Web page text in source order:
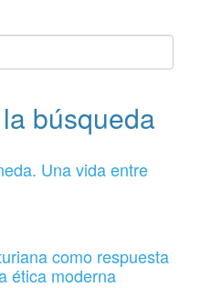
búsqueda
Una vida entre
como respuesta
ética moderna